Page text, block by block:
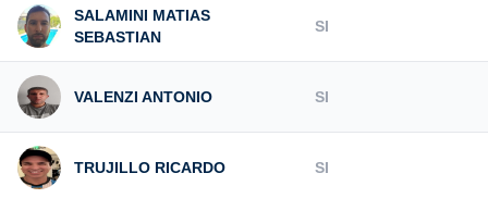
SALAMINI MATIAS
SEBASTIAN
SI
VALENZI ANTONIO SI
TRUJILLO RICARDO SI